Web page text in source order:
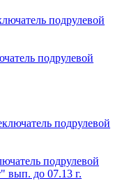
подрулевой
подрулевой
вып. до 07.13 г.